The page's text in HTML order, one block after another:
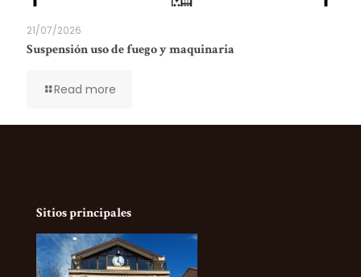
21/07/2026
Suspensión uso de fuego y maquinaria
Read more
Sitios principales